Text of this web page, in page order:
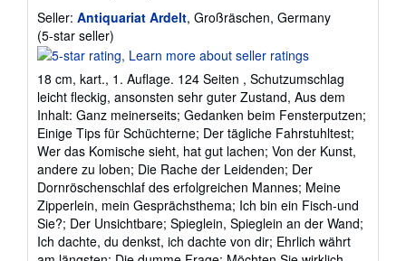
Seller: Antiquariat Ardelt, Großräschen, Germany
(5-star seller)
rating
out
of
5
stars
18 cm, kart., 1. Auflage. 124 Seiten , Schutzumschlag
leicht fleckig, ansonsten sehr guter Zustand, Aus dem
Inhalt: Ganz meinerseits; Gedanken beim Fensterputzen;
Einige Tips für Schüchterne; Der tägliche Fahrstuhltest;
Wer das Komische sieht, hat gut lachen; Von der Kunst,
andere zu loben; Die Rache der Leidenden; Der
Dornröschenschlaf des erfolgreichen Mannes; Meine
Zipperlein, mein Gesprächsthema; Ich bin ein Fisch-und
Sie?; Der Unsichtbare; Spieglein, Spieglein an der Wand;
Ich dachte, du denkst, ich dachte von dir; Ehrlich währt